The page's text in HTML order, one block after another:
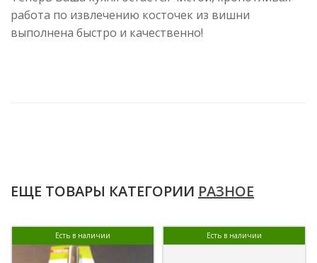
работа по извлечению косточек из вишни
выполнена быстро и качественно!
ЕЩЕ ТОВАРЫ КАТЕГОРИИ РАЗНОЕ
Есть в наличии Есть в наличии